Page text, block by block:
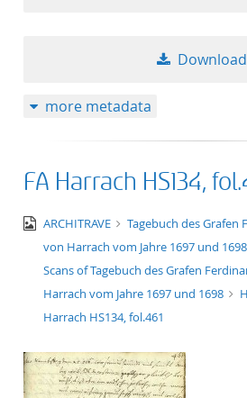
Download
more metadata
FA Harrach HS134,
image/jpeg
ARCHITRAVE
Tagebuch des Grafen
von Harrach vom Jahre 1697 und
Scans of Tagebuch des Grafen
Harrach vom Jahre 1697 und 1698
Harrach HS134, fol.461